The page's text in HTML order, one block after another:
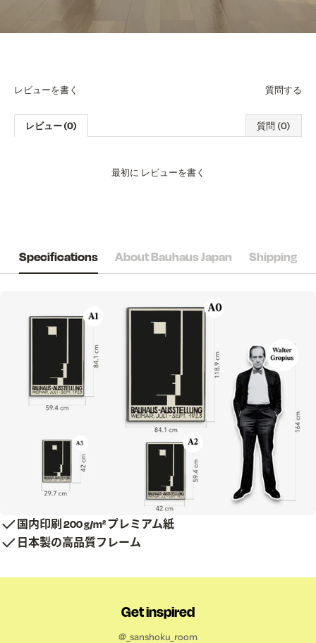
レビューを書く 質問する
レビュー (0) 質問 (0)
最初に レビューを書く
Specifications About Bauhaus Japan Shipping
国内印刷 200 g/m² プレミアム紙
日本製の高品質フレーム
Get inspired
@_sanshoku_room